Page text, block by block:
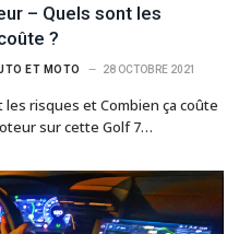
– Quels sont les
?
ET MOTO 28 OCTOBRE 2021
risques et Combien ça coûte
sur cette Golf 7…